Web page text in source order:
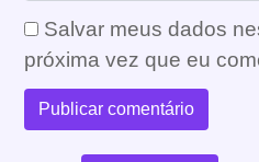
Salvar meus dados
próxima vez que eu